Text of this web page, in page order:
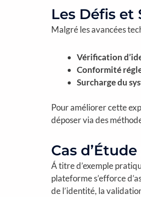
Les Défis
Malgré les avancées
Vérification
Conformité
Surcharge du
Pour améliorer cette
déposer via des
Cas
Á titre d’exemple
plateforme s’efforce
de l’identité, la